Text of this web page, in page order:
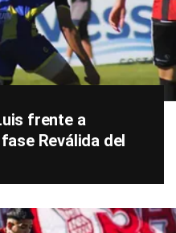
frente a
Reválida del